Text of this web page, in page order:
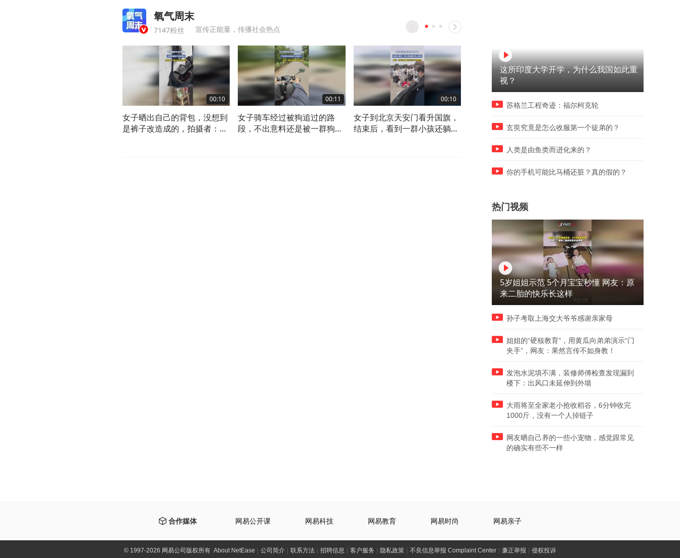
氧气周末
7147粉丝 宣传正能量，传播社会热点
00:10
女子晒出自己的背包，没想到
是裤子改造成的，拍摄者：不
00:11
女子骑车经过被狗追过的路
段，不出意料还是被一群狗追
00:10
女子到北京天安门看升国旗，
结束后，看到一群小孩还躺在
料后直接生吃，网友：你是真
一直在旁边阻止，拍摄者：
这所印度大学开学，为什么我国如此重
视？
苏格兰工程奇迹：福尔柯克轮
玄奘究竟是怎么收服第一个徒弟的？
人类是由鱼类而进化来的？
你的手机可能比马桶还脏？真的假的？
热门视频
5岁姐姐示范 5个月宝宝秒懂 网友：原
来二胎的快乐长这样
孙子考取上海交大爷爷感谢亲家母
姐姐的“硬核教育”，用黄瓜向弟弟演示“门
夹手”，网友：果然言传不如身教！
发泡水泥填不满，装修师傅检查发现漏到
楼下：出风口未延伸到外墙
大雨将至全家老小抢收稻谷，6分钟收完
1000斤，没有一个人掉链子
网友晒自己养的一些小宠物，感觉跟常见
的确实有些不一样
合作媒体 网易公开课 网易科技 网易教育 网易时尚 网易亲子
©1997-2026 网易公司版权所有 About NetEase 公司简介 联系方法 招聘信息 客户服务 隐私政策 不良信息举报 Complaint Center 廉正举报 侵权投诉